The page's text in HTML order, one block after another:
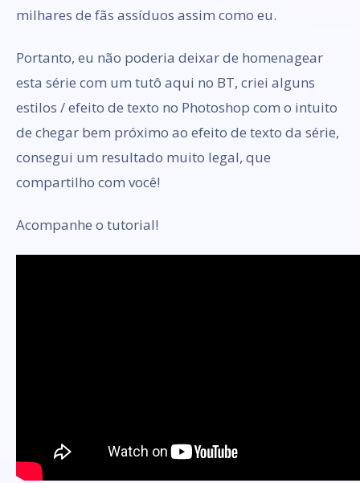
milhares de fãs assíduos assim como eu.
Portanto, eu não poderia deixar de homenagear
esta série com um tutô aqui no BT, criei alguns
estilos / efeito de texto no Photoshop com o intuito
de chegar bem próximo ao efeito de texto da série,
consegui um resultado muito legal, que
compartilho com você!
Acompanhe o tutorial!